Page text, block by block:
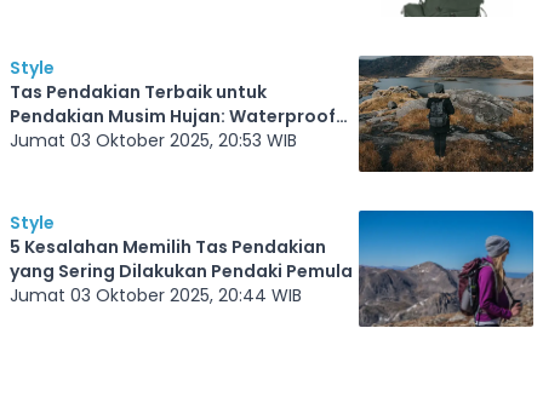
Style
Tas Pendakian Terbaik untuk
Pendakian Musim Hujan: Waterproof
dan Tahan Lama
Jumat 03 Oktober 2025, 20:53 WIB
Style
5 Kesalahan Memilih Tas Pendakian
yang Sering Dilakukan Pendaki Pemula
Jumat 03 Oktober 2025, 20:44 WIB